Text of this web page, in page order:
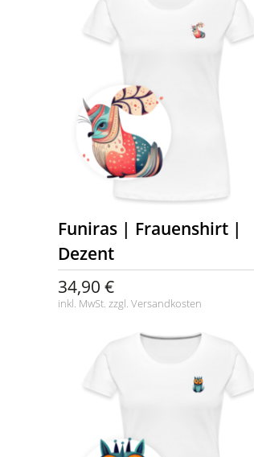
Funiras | Frauenshirt |
Dezent
34,90 €
inkl. MwSt. zzgl. Versandkosten